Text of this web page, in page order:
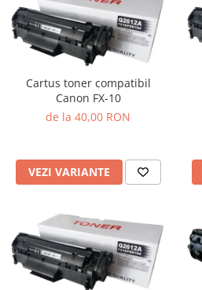
Cartus toner compatibil
Canon FX-10
de la 40,00 RON
VEZI VARIANTE